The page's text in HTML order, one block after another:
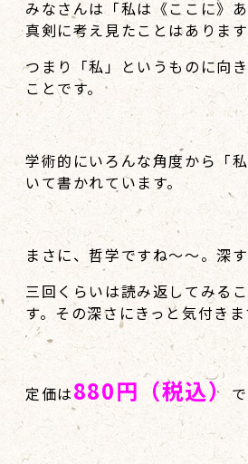
みなさんは「私は《ここに》
真剣に考え見たことはありま
つまり「私」というものに向
ことです。
学術的にいろんな角度から「
いて書かれています。
まさに、哲学ですね～～。深す
三回くらいは読み返してみる
す。その深さにきっと気付きま
定価は880円（税込）で